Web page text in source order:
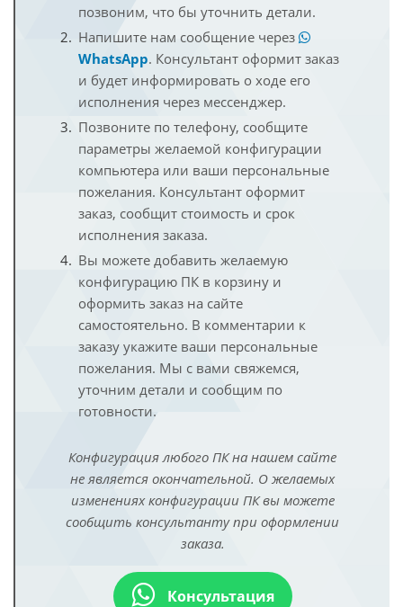
позвоним, что бы уточнить детали.
Напишите нам сообщение через
WhatsApp. Консультант оформит заказ
и будет информировать о ходе его
исполнения через мессенджер.
Позвоните по телефону, сообщите
параметры желаемой конфигурации
компьютера или ваши персональные
пожелания. Консультант оформит
заказ, сообщит стоимость и срок
исполнения заказа.
Вы можете добавить желаемую
конфигурацию ПК в корзину и
оформить заказ на сайте
самостоятельно. В комментарии к
заказу укажите ваши персональные
пожелания. Мы с вами свяжемся,
уточним детали и сообщим по
готовности.
Конфигурация любого ПК на нашем сайте
не является окончательной. О желаемых
изменениях конфигурации ПК вы можете
сообщить консультанту при оформлении
заказа.
Консультация